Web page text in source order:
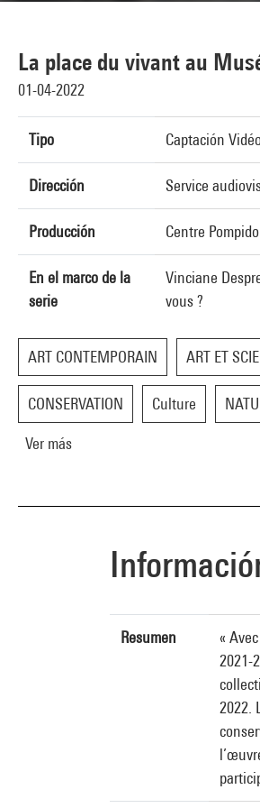
La place du vivant au
01-04-2022
Tipo Captación
Dirección Service
Producción Centre
En el marco de la
serie
Vinciane
vous ?
ART CONTEMPORAIN ART ET
CONSERVATION Culture
Ver más
Resumen
«
2021-
2022.